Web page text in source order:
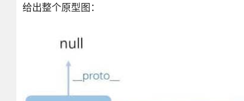
给出整个原型图：